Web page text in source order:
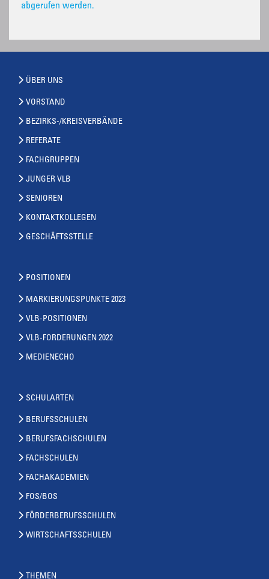
abgerufen werden.
ÜBER UNS
VORSTAND
BEZIRKS-/KREISVERBÄNDE
REFERATE
FACHGRUPPEN
JUNGER VLB
SENIOREN
KONTAKTKOLLEGEN
GESCHÄFTSSTELLE
POSITIONEN
MARKIERUNGSPUNKTE 2023
VLB-POSITIONEN
VLB-FORDERUNGEN 2022
MEDIENECHO
SCHULARTEN
BERUFSSCHULEN
BERUFSFACHSCHULEN
FACHSCHULEN
FACHAKADEMIEN
FOS/BOS
FÖRDERBERUFSSCHULEN
WIRTSCHAFTSSCHULEN
THEMEN